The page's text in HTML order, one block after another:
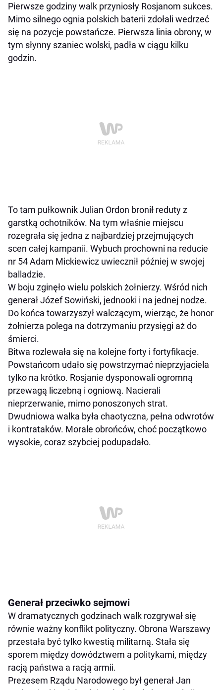
Pierwsze godziny walk przyniosły Rosjanom sukces.
Mimo silnego ognia polskich baterii zdołali wedrzeć
się na pozycje powstańcze. Pierwsza linia obrony, w
tym słynny szaniec wolski, padła w ciągu kilku
godzin.
To tam pułkownik Julian Ordon bronił reduty z
garstką ochotników. Na tym właśnie miejscu
rozegrała się jedna z najbardziej przejmujących
scen całej kampanii. Wybuch prochowni na reducie
nr 54 Adam Mickiewicz uwiecznił później w swojej
balladzie.
W boju zginęło wielu polskich żołnierzy. Wśród nich
generał Józef Sowiński, jednooki i na jednej nodze.
Do końca towarzyszył walczącym, wierząc, że honor
żołnierza polega na dotrzymaniu przysięgi aż do
śmierci.
Bitwa rozlewała się na kolejne forty i fortyfikacje.
Powstańcom udało się powstrzymać nieprzyjaciela
tylko na krótko. Rosjanie dysponowali ogromną
przewagą liczebną i ogniową. Nacierali
nieprzerwanie, mimo ponoszonych strat.
Dwudniowa walka była chaotyczna, pełna odwrotów
i kontrataków. Morale obrońców, choć początkowo
wysokie, coraz szybciej podupadało.
Generał przeciwko sejmowi
W dramatycznych godzinach walk rozgrywał się
równie ważny konflikt polityczny. Obrona Warszawy
przestała być tylko kwestią militarną. Stała się
sporem między dowództwem a politykami, między
racją państwa a racją armii.
Prezesem Rządu Narodowego był generał Jan